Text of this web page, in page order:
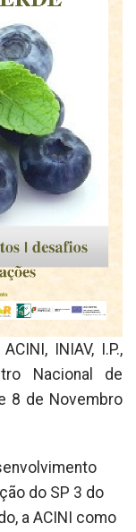
INIAV, I.P.,
Nacional de
8 de Novembro
do SP 3 do
a ACINI como